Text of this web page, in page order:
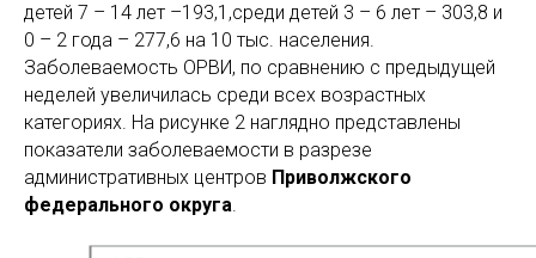
детей 7 – 14 лет –193,1,среди детей 3 – 6 лет – 303,8 и
0 – 2 года – 277,6 на 10 тыс. населения.
Заболеваемость ОРВИ, по сравнению с предыдущей
неделей увеличилась среди всех возрастных
категориях. На рисунке 2 наглядно представлены
показатели заболеваемости в разрезе
административных центров Приволжского
федерального округа.